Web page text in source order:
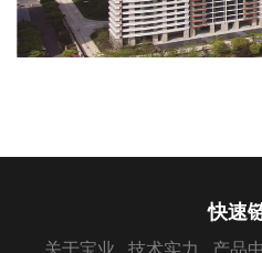
快速
关于宝业 技术实力 产品